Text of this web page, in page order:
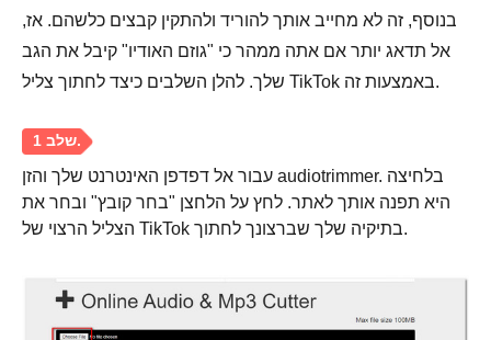
שלב 4.
בנוסף, זה לא מחייב אותך להוריד ולהתקין קבצים כלשהם. אז,
אל תדאג יותר אם אתה ממהר כי "גוזם האודיו" קיבל את הגב
שלך. להלן השלבים כיצד לחתוך צליל TikTok באמצעות זה.
עבור אל דפדפן האינטרנט שלך והזן audiotrimmer. בלחיצה
היא תפנה אותך לאתר. לחץ על הלחצן "בחר קובץ" ובחר את
הצליל הרצוי של TikTok בתיקיה שלך שברצונך לחתוך.